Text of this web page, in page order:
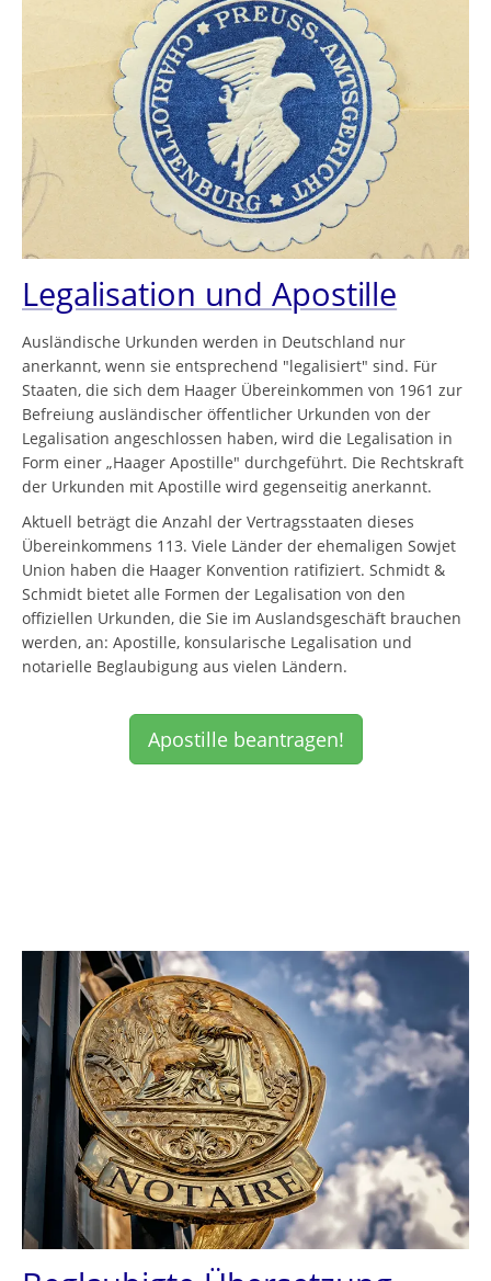
Legalisation und Apostille
Ausländische Urkunden werden in Deutschland nur
anerkannt, wenn sie entsprechend "legalisiert" sind. Für
Staaten, die sich dem Haager Übereinkommen von 1961 zur
Befreiung ausländischer öffentlicher Urkunden von der
Legalisation angeschlossen haben, wird die Legalisation in
Form einer „Haager Apostille" durchgeführt. Die Rechtskraft
der Urkunden mit Apostille wird gegenseitig anerkannt.
Aktuell beträgt die Anzahl der Vertragsstaaten dieses
Übereinkommens 113. Viele Länder der ehemaligen Sowjet
Union haben die Haager Konvention ratifiziert. Schmidt &
Schmidt bietet alle Formen der Legalisation von den
offiziellen Urkunden, die Sie im Auslandsgeschäft brauchen
werden, an: Apostille, konsularische Legalisation und
notarielle Beglaubigung aus vielen Ländern.
Apostille beantragen!